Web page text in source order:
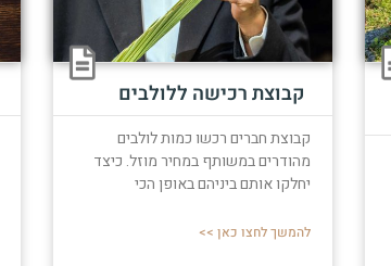
קבוצת רכישה ללולבים
קבוצת חברים רכשו כמות לולבים
מהודרים במשותף במחיר מוזל. כיצד
יחלקו אותם ביניהם באופן הכי
להמשך לחצו כאן >>